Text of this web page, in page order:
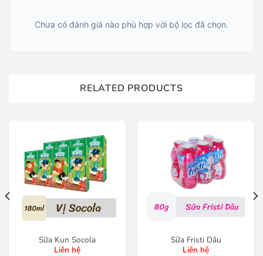
Chưa có đánh giá nào phù hợp với bộ lọc đã chọn.
RELATED PRODUCTS
Sữa Kun Socola
Liên hệ
Sữa Fristi Dâu
Liên hệ